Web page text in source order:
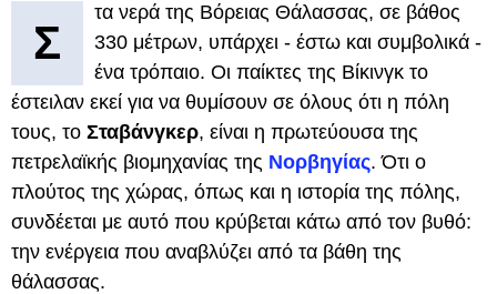
Σ
τα νερά της Βόρειας Θάλασσας, σε βάθος
330 μέτρων, υπάρχει - έστω και συμβολικά -
ένα τρόπαιο. Οι παίκτες της Βίκινγκ το
έστειλαν εκεί για να θυμίσουν σε όλους ότι η πόλη
τους, το Σταβάνγκερ, είναι η πρωτεύουσα της
πετρελαϊκής βιομηχανίας της Νορβηγίας. Ότι ο
πλούτος της χώρας, όπως και η ιστορία της πόλης,
συνδέεται με αυτό που κρύβεται κάτω από τον βυθό:
την ενέργεια που αναβλύζει από τα βάθη της
θάλασσας.